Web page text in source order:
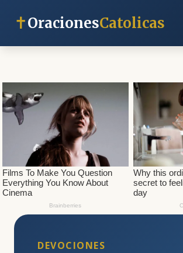
✝OracionesCatolicas
DEVOCIONES